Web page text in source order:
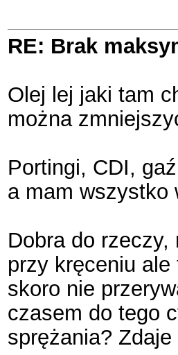
RE: Brak
Olej lej jaki tam
można
Portingi, CDI,
a mam wszystko
Dobra do rzeczy,
przy kręceniu ale
skoro nie
czasem do tego
sprężania?